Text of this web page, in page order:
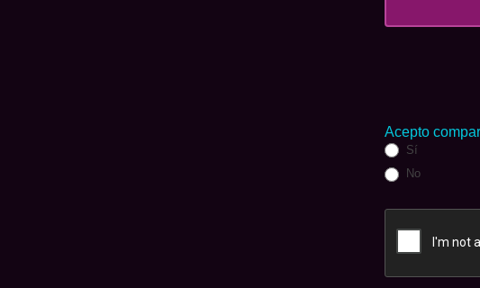
Acepto
Sí
No